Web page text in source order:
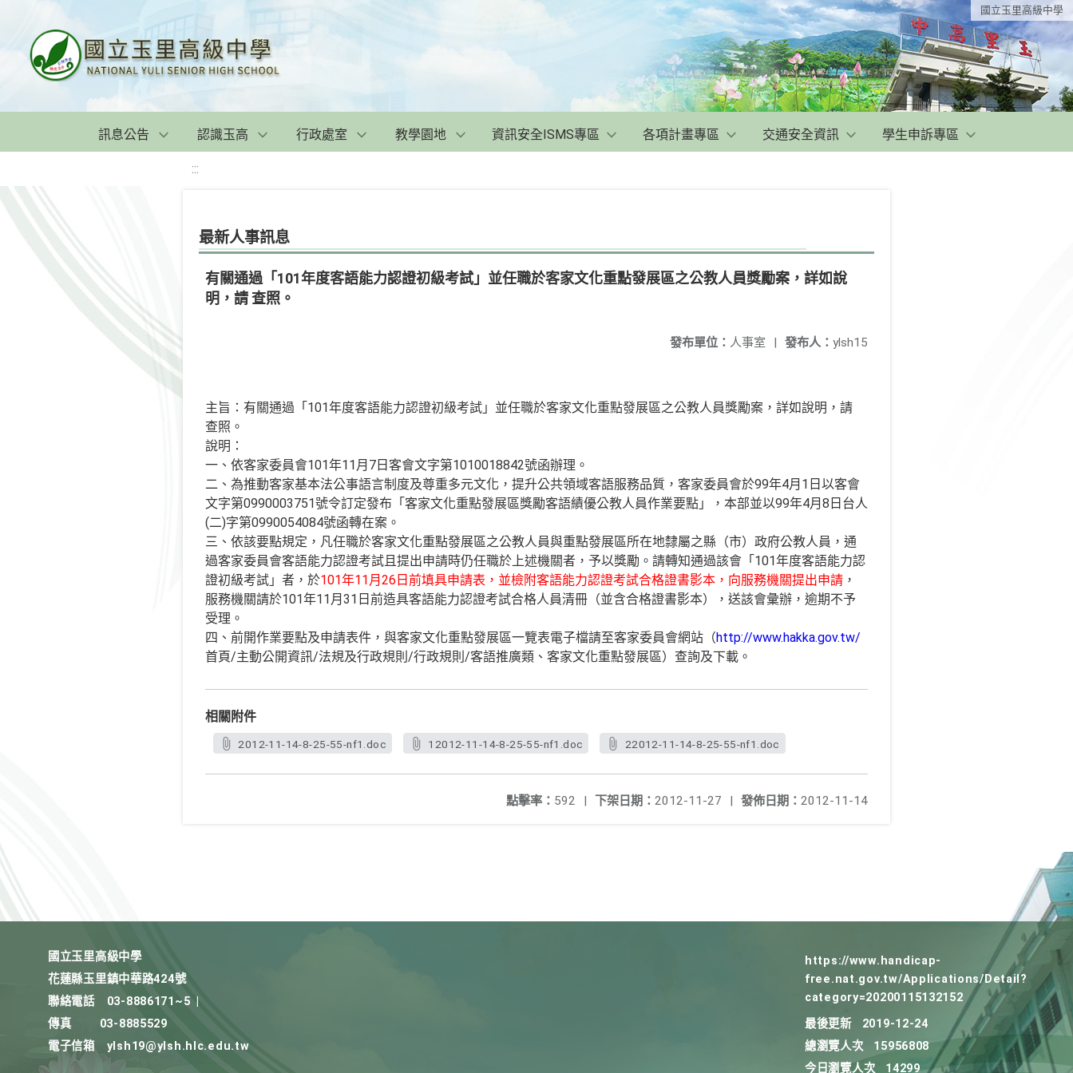
國立玉里高級中學
訊息公告 認識玉高 行政處室 教學園地 資訊安全ISMS專區 各項計畫專區 交通安全資訊 學生申訴專區
:::
最新人事訊息
有關通過「101年度客語能力認證初級考試」並任職於客家文化重點發展區之公教人員獎勵案，詳如說
明，請 查照。
發布人： ylsh15
發布單位： 人事室 |
主旨：有關通過「101年度客語能力認證初級考試」並任職於客家文化重點發展區之公教人員獎勵案，詳如說明，請
查照。
說明：
一、依客家委員會101年11月7日客會文字第1010018842號函辦理。
二、為推動客家基本法公事語言制度及尊重多元文化，提升公共領域客語服務品質，客家委員會於99年4月1日以客會
文字第0990003751號令訂定發布「客家文化重點發展區獎勵客語績優公教人員作業要點」，本部並以99年4月8日台人
(二)字第0990054084號函轉在案。
三、依該要點規定，凡任職於客家文化重點發展區之公教人員與重點發展區所在地隸屬之縣（市）政府公教人員，通
過客家委員會客語能力認證考試且提出申請時仍任職於上述機關者，予以獎勵。請轉知通過該會「101年度客語能力認
證初級考試」者，於101年11月26日前填具申請表，並檢附客語能力認證考試合格證書影本，向服務機關提出申請 ，
服務機關請於101年11月31日前造具客語能力認證考試合格人員清冊（並含合格證書影本），送該會彙辦，逾期不予
受理。
四、前開作業要點及申請表件，與客家文化重點發展區一覽表電子檔請至客家委員會網站（http://www.hakka.gov.tw/
首頁/主動公開資訊/法規及行政規則/行政規則/客語推廣類、客家文化重點發展區）查詢及下載。
相關附件
2012-11-14-8-25-55-nf1.doc 12012-11-14-8-25-55-nf1.doc 22012-11-14-8-25-55-nf1.doc
發佈日期： 2012-11-14
下架日期： 2012-11-27 |
點擊率： 592 |
國立玉里高級中學
花蓮縣玉里鎮中華路424號
聯絡電話
03-8886171~5
傳真
03-8885529
電子信箱
ylsh19@ylsh.hlc.edu.tw
https://www.handicap-
free.nat.gov.tw/Applications/Detail?
category=20200115132152
最後更新
2019-12-24
總瀏覽人次
15956808
今日瀏覽人次
14299